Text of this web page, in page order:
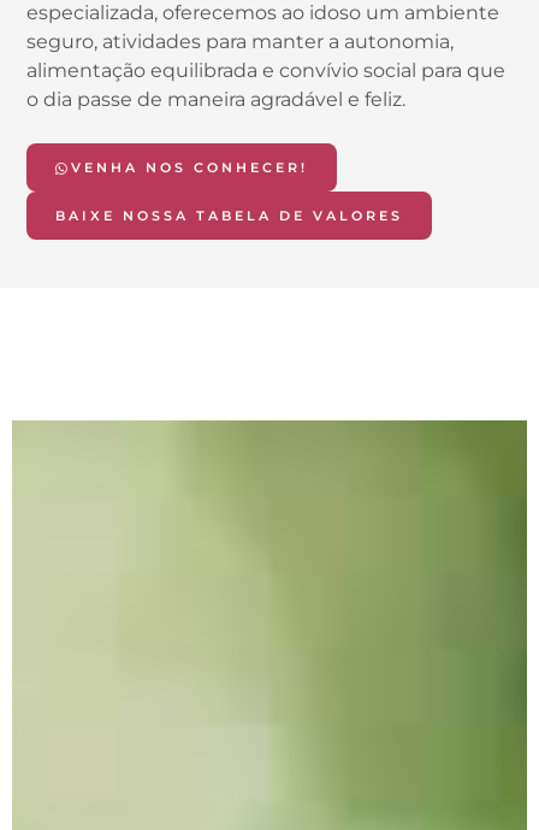
especializada, oferecemos ao idoso um ambiente
seguro, atividades para manter a autonomia,
alimentação equilibrada e convívio social para que
o dia passe de maneira agradável e feliz.
VENHA NOS CONHECER!
BAIXE NOSSA TABELA DE VALORES